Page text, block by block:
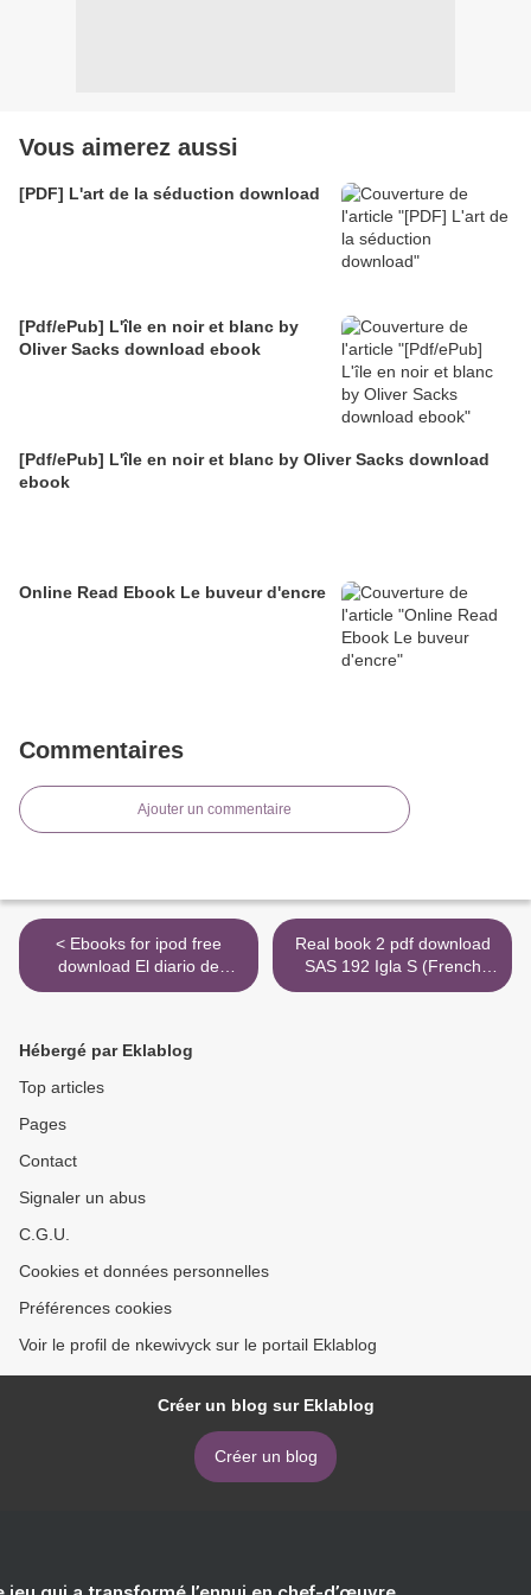
Vous aimerez aussi
[PDF] L'art de la séduction download
[Pdf/ePub] L'île en noir et blanc by
Oliver Sacks download ebook
[Pdf/ePub] L'île en noir et blanc by Oliver Sacks download
ebook
Online Read Ebook Le buveur d'encre
Commentaires
Ajouter un commentaire
< Ebooks for ipod free
download El diario de
Eliseo. Caballo de Troya in
Real book 2 pdf download
SAS 192 Igla S (French
Edition) >
Hébergé par Eklablog
Top articles
Pages
Contact
Signaler un abus
C.G.U.
Cookies et données personnelles
Préférences cookies
Voir le profil de nkewivyck sur le portail Eklablog
Créer un blog sur Eklablog
Créer un blog